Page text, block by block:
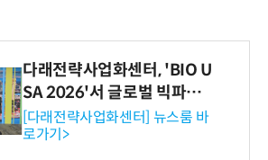
다래전략사업화센터, 'BIO U
SA 2026'서 글로벌 빅파마
와의 비즈니스 미팅 지원…K
-바이오 해외 진출 교두보 확
[다래전략사업화센터] 뉴스룸 바
로가기>